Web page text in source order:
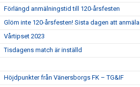
Förlängd anmälningstid till 120-årsfesten
Glöm inte 120-årsfesten! Sista dagen att anmäla
Vårtipset 2023
Tisdagens match är inställd
Höjdpunkter från Vänersborgs FK – TG&IF